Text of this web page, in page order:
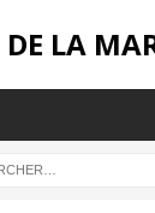
DE LA